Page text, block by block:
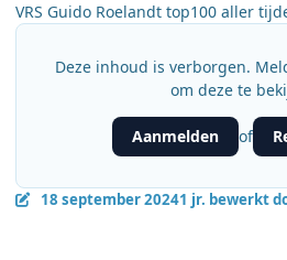
VRS Guido Roelandt top100 aller
Deze inhoud is verborgen.
om deze te
Aanmelden of
18 september 20241 jr. bewerkt